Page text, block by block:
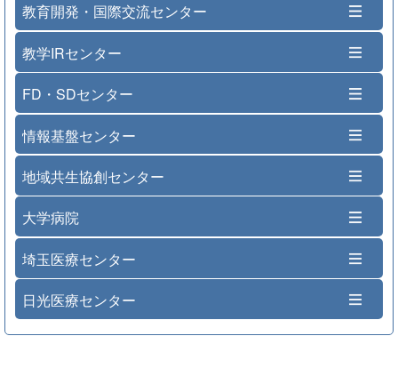
教育開発・国際交流センター
教学IRセンター
FD・SDセンター
情報基盤センター
地域共生協創センター
大学病院
埼玉医療センター
日光医療センター